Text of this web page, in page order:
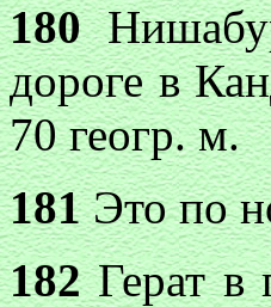
180
дороге в
70 геогр. м.
181Это по
182Герат в